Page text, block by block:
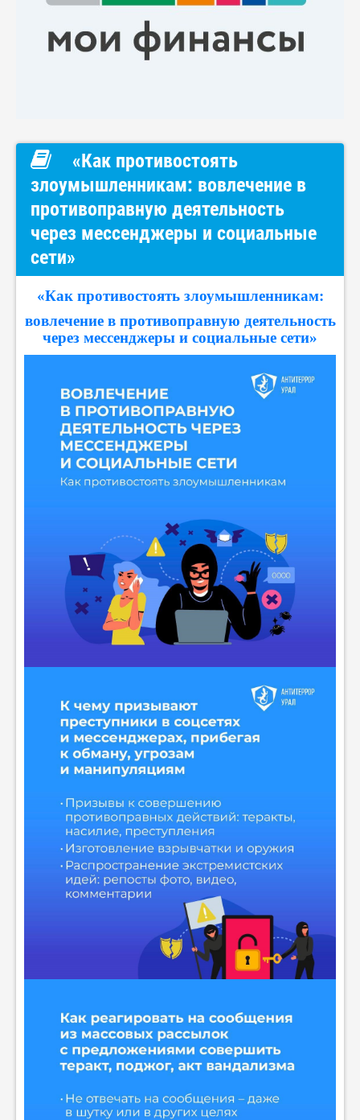
«Как противостоять
злоумышленникам: вовлечение в
противоправную деятельность
через мессенджеры и социальные
сети»
«Как противостоять злоумышленникам:
вовлечение в противоправную деятельность
через мессенджеры и социальные сети»